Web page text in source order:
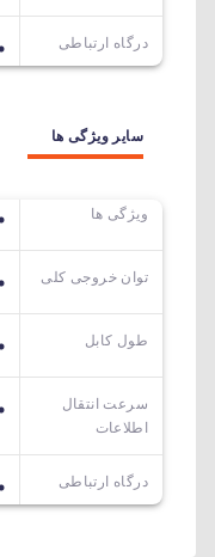
درگاه ارتباطی
سایر ویژگی ها
ویژگی ها
توان خروجی کلی
طول کابل
سرعت انتقال
اطلاعات
درگاه ارتباطی